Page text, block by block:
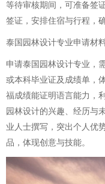
等待审核期间，可准备签
签证，安排住宿与行程，
泰国园林设计专业申请材
申请泰国园林设计专业，
或本科毕业证及成绩单，
福成绩能证明语言能力，
园林设计的兴趣、经历与
业人士撰写，突出个人优
品，体现创意与技能。